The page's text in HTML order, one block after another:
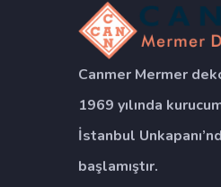
Canmer Mermer
1969 yılında
İstanbul
başlamıştır.